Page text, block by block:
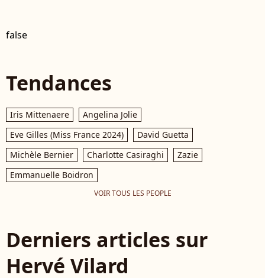
false
Tendances
Iris Mittenaere
Angelina Jolie
Eve Gilles (Miss France 2024)
David Guetta
Michèle Bernier
Charlotte Casiraghi
Zazie
Emmanuelle Boidron
VOIR TOUS LES PEOPLE
Derniers articles sur
Hervé Vilard